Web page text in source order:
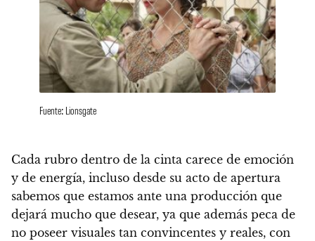
Fuente: Lionsgate
Cada rubro dentro de la cinta carece de emoción
y de energía, incluso desde su acto de apertura
sabemos que estamos ante una producción que
dejará mucho que desear, ya que además peca de
no poseer visuales tan convincentes y reales, con